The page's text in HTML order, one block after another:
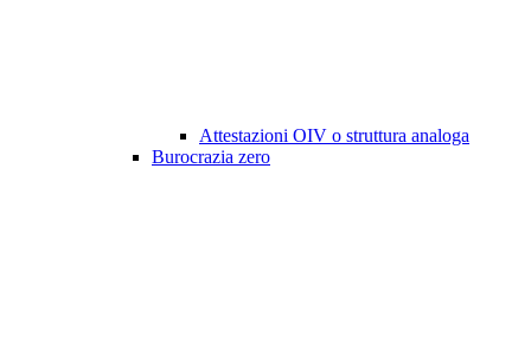
Attestazioni OIV o struttura analoga
Burocrazia zero